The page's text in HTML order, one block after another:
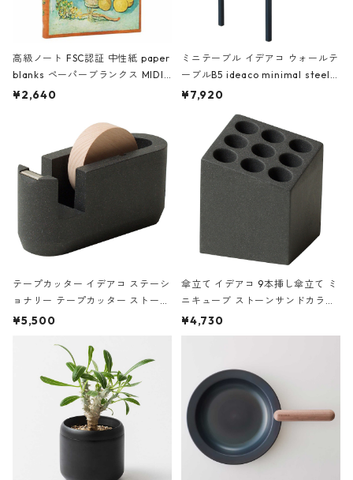
高級ノート FSC認証 中性紙 paper
blanks ペーパーブランクス MIDI
ハードカバー 罫線 ヴァン・ゴッホ
¥2,640
ミニテーブル イデアコ ウォールテ
ーブルB5 ideaco minimal steel f
urniture WALL Table B5 ネイビー
¥7,920
テープカッター イデアコ ステーシ
ョナリー テープカッター ストーン
サンドカラー 石調 ideaco Station
¥5,500
傘立て イデアコ 9本挿し傘立て ミ
ニキューブ ストーンサンドカラー
石調 ideaco Umbrella Stand CUB
E ストーンサンドブラック
¥4,730